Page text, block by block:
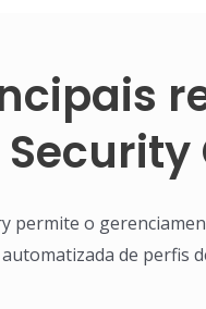
permite o
de perfis